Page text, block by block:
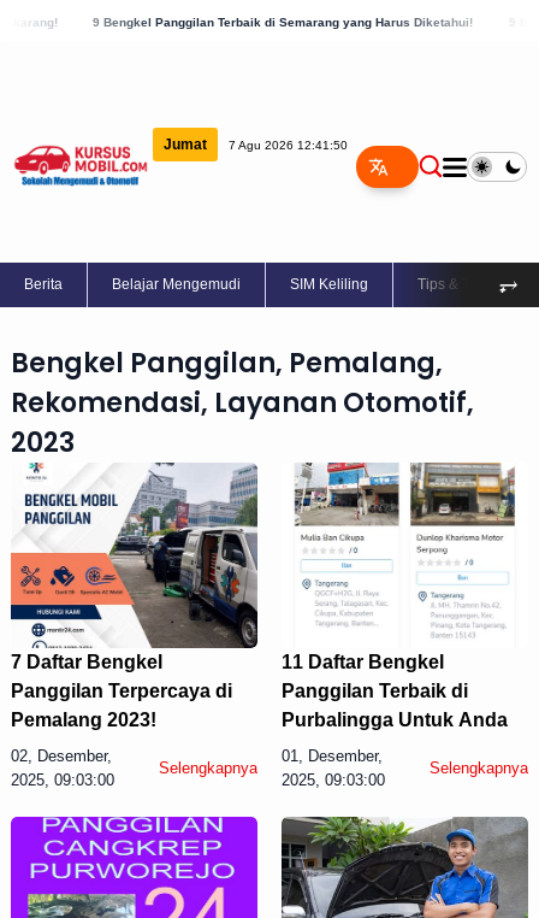
9 Bengkel Panggilan Terbaik di Semarang yang Harus Diketahui! 9
Jumat 7 Agu 2026 12:41:50
Berita Belajar Mengemudi SIM Keliling Tips & Trik ⥅
Bengkel Panggilan, Pemalang,
Rekomendasi, Layanan Otomotif,
2023
7 Daftar Bengkel
Panggilan Terpercaya di
Pemalang 2023!
02, Desember,
2025, 09:03:00
Selengkapnya
11 Daftar Bengkel
Panggilan Terbaik di
Purbalingga Untuk Anda
01, Desember,
2025, 09:03:00
Selengkapnya